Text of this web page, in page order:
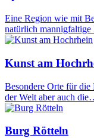
Eine Region wie mit
natürlich
Kunst am
Besondere Orte für
der Welt aber auch
Burg Rötteln